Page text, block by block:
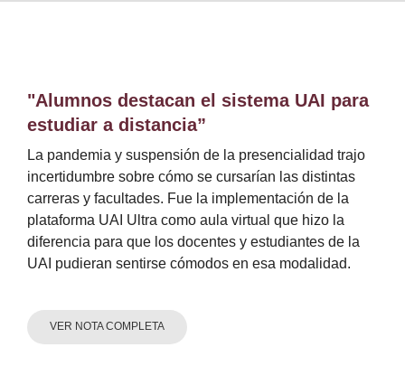
"Alumnos destacan el sistema UAI para
estudiar a distancia”
La pandemia y suspensión de la presencialidad trajo
incertidumbre sobre cómo se cursarían las distintas
carreras y facultades. Fue la implementación de la
plataforma UAI Ultra como aula virtual que hizo la
diferencia para que los docentes y estudiantes de la
UAI pudieran sentirse cómodos en esa modalidad.
VER NOTA COMPLETA